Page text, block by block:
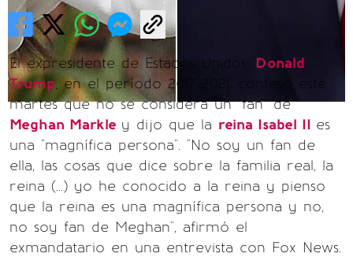
El expresidente de Estados Unidos, Donald
Trump, en el período 2017-2021, confesó este
martes que no se considera un "fan" de
Meghan Markle y dijo que la reina Isabel II es
una "magnífica persona". "No soy un fan de
ella, las cosas que dice sobre la familia real, la
reina (...) yo he conocido a la reina y pienso
que la reina es una magnífica persona y no,
no soy fan de Meghan", afirmó el
exmandatario en una entrevista con Fox News.